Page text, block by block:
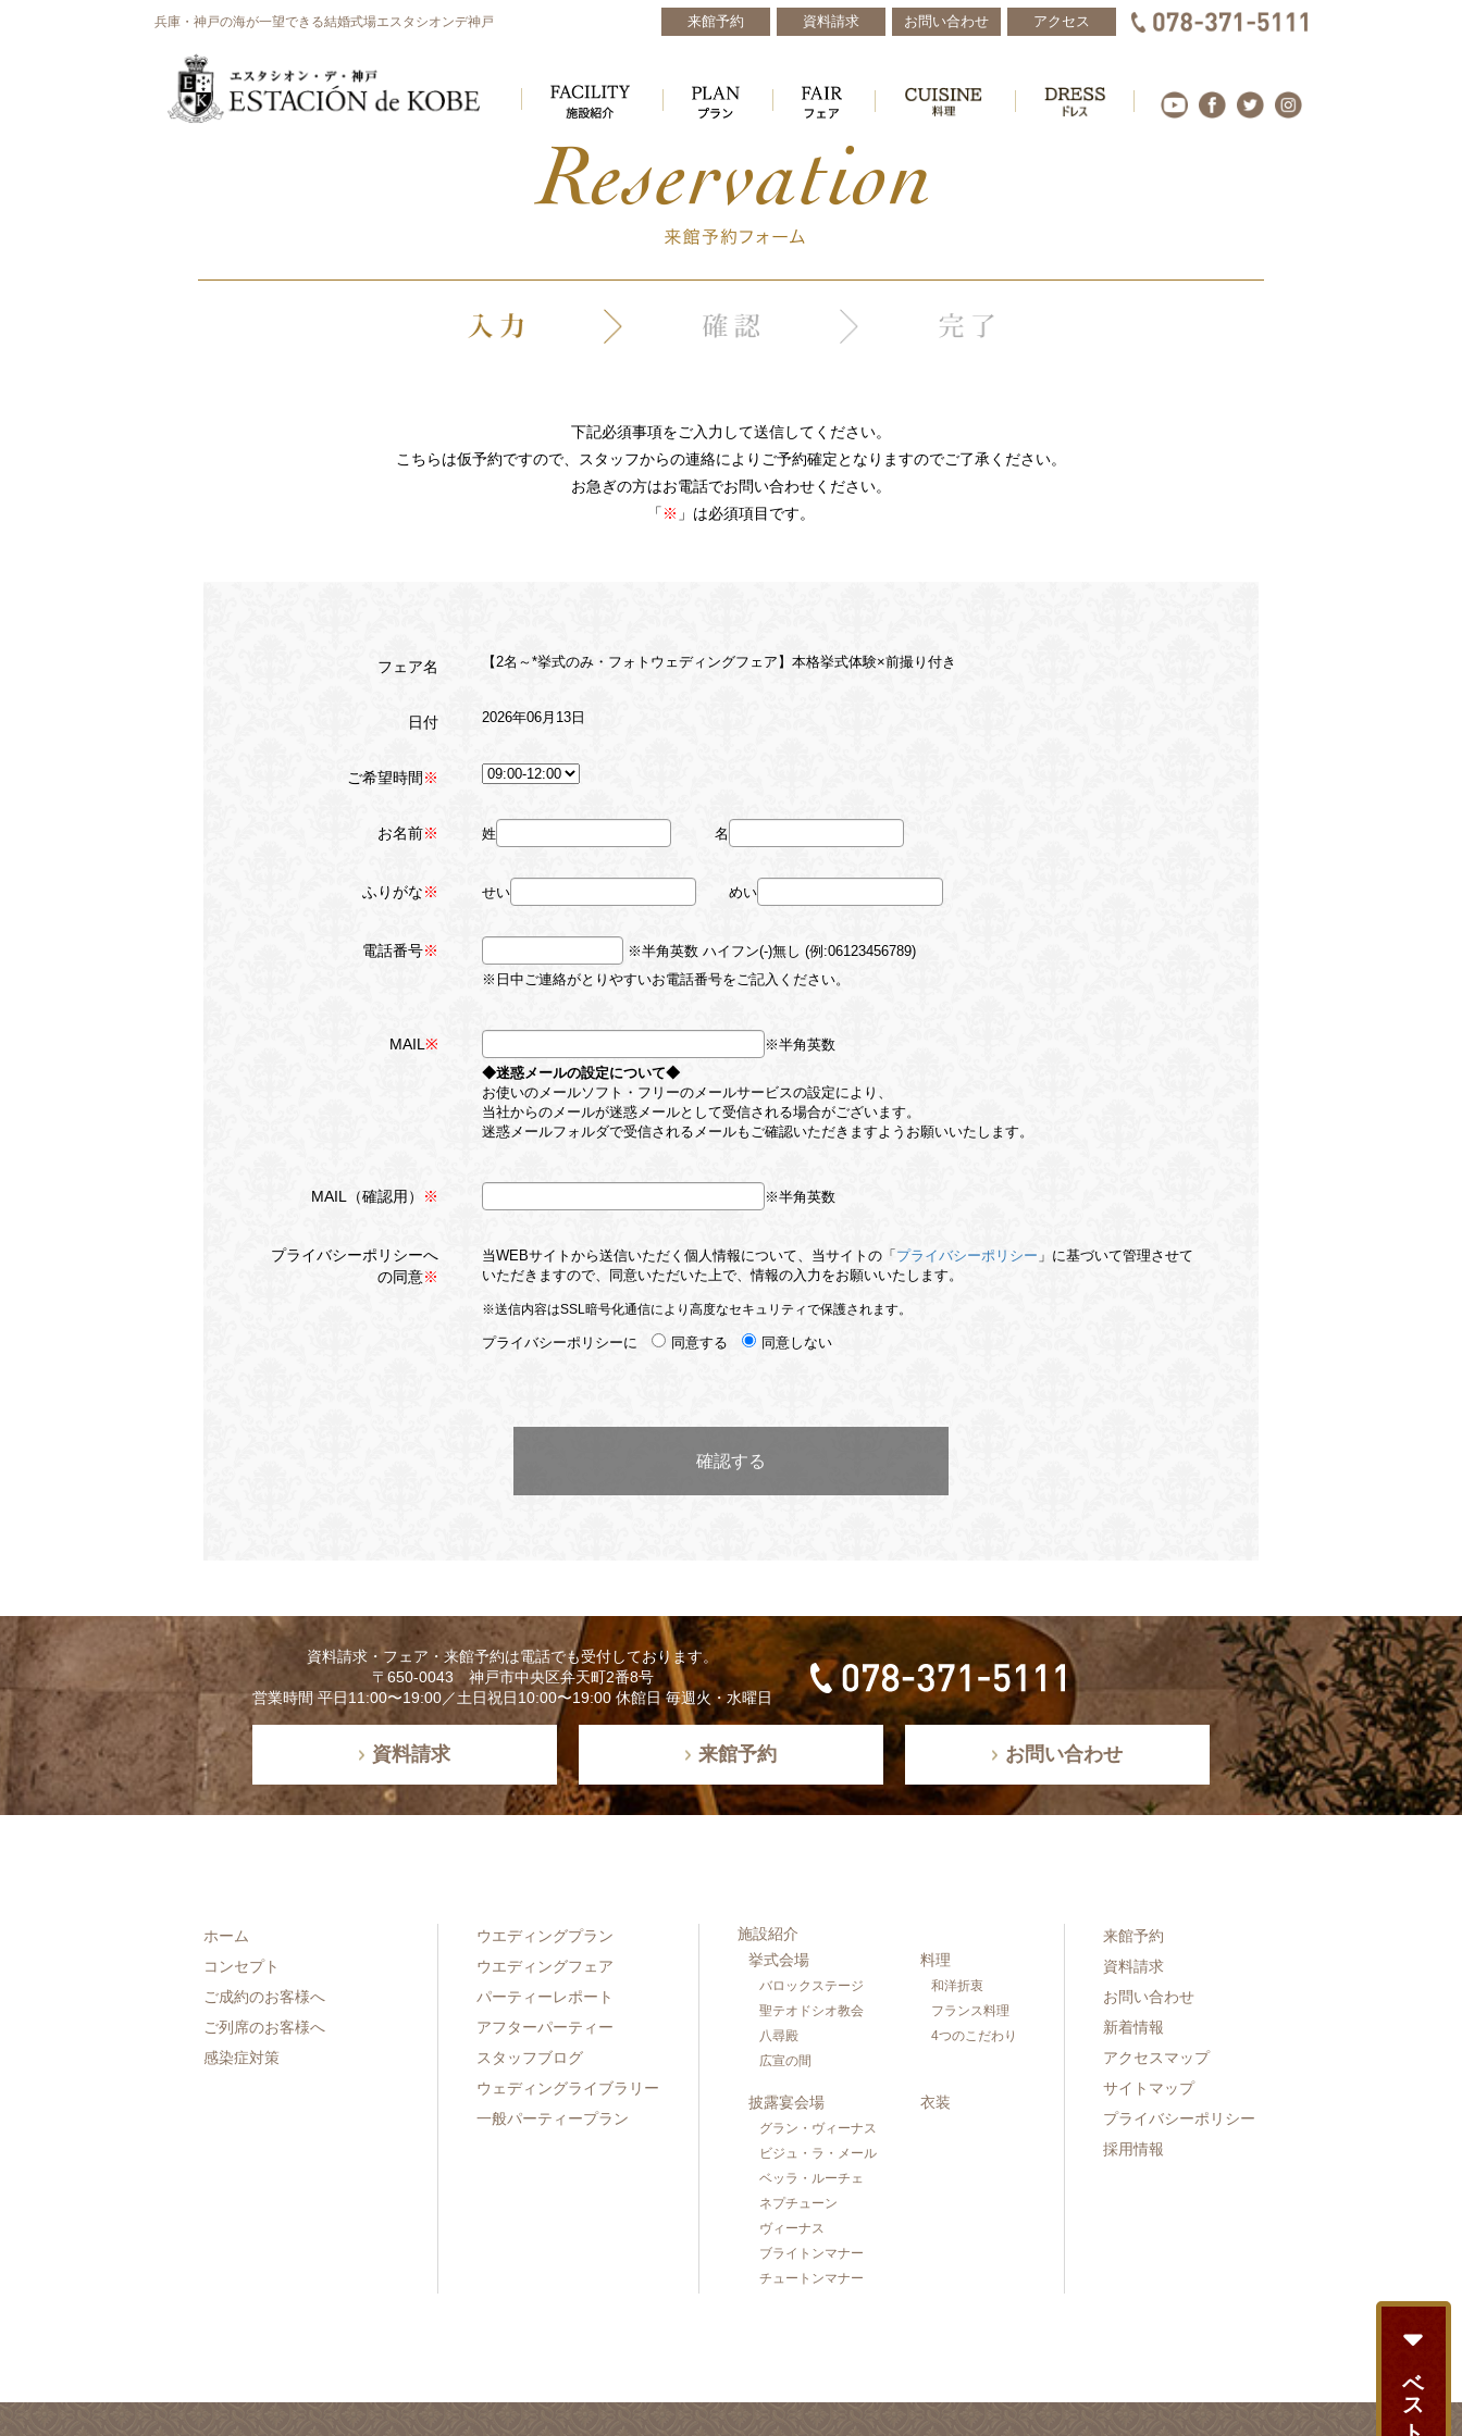
兵庫・神戸の海が一望できる結婚式場エスタシオンデ神戸 来館予約 資料請求 お問い合わせ アクセス
下記必須事項をご入力して送信してください。
こちらは仮予約ですので、スタッフからの連絡によりご予約確定となりますのでご了承ください。
お急ぎの方はお電話でお問い合わせください。
「 ※ 」は必須項目です。
フェア名 【2名～*挙式のみ・フォトウェディングフェア】本格挙式体験×前撮り付き
日付 2026年06月13日
ご希望時間 ※
お名前※ 姓 名
ふりがな※ せい めい
電話番号※
※半角英数 ハイフン(-)無し (例:06123456789)
※日中ご連絡がとりやすいお電話番号をご記入ください。
MAIL ※
※半角英数
◆迷惑メールの設定について◆
お使いのメールソフト・フリーのメールサービスの設定により、
当社からのメールが迷惑メールとして受信される場合がございます。
迷惑メールフォルダで受信されるメールもご確認いただきますようお願いいたします。
MAIL（確認用） ※ ※半角英数
プライバシーポリシーへ
の同意※
当WEBサイトから送信いただく個人情報について、当サイトの「 プライバシーポリシー 」に基づいて管理させて
いただきますので、同意いただいた上で、情報の入力をお願いいたします。
※送信内容はSSL暗号化通信により高度なセキュリティで保護されます。
プライバシーポリシーに 同意する 同意しない
資料請求・フェア・来館予約は電話でも受付しております。
〒650-0043 神戸市中央区弁天町2番8号
営業時間 平日11:00〜19:00／土日祝日10:00〜19:00 休館日 毎週火・水曜日
資料請求 来館予約 お問い合わせ
ホーム
コンセプト
ご成約のお客様へ
ご列席のお客様へ
感染症対策
ウエディングプラン
ウエディングフェア
パーティーレポート
アフターパーティー
スタッフブログ
ウェディングライブラリー
一般パーティープラン
施設紹介
挙式会場
バロックステージ
聖テオドシオ教会
八尋殿
広宣の間
料理
和洋折衷
フランス料理
4つのこだわり
披露宴会場
グラン・ヴィーナス
ビジュ・ラ・メール
ベッラ・ルーチェ
ネプチューン
ヴィーナス
ブライトンマナー
チュートンマナー
衣装
来館予約
資料請求
お問い合わせ
新着情報
アクセスマップ
サイトマップ
プライバシーポリシー
採用情報